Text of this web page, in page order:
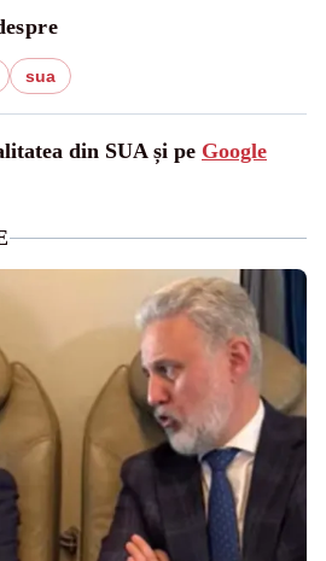
sua
din SUA și pe Google